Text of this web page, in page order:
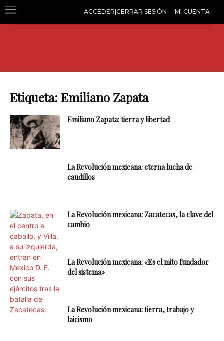
ACCEDER|CERRAR SESIÓN MI CUENTA
Etiqueta: Emiliano Zapata
Emiliano Zapata: tierra y libertad
La Revolución mexicana: eterna lucha de
caudillos
La Revolución mexicana: Zacatecas, la clave del
cambio
La Revolución mexicana: «Es el mito fundador
del sistema»
La Revolución mexicana: tierra, trabajo y
laicismo